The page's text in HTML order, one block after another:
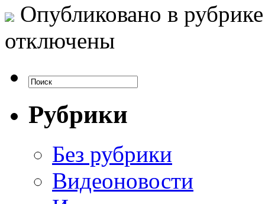
Опубликовано в
отключены
Рубрики
Без рубрики
Видеоновости